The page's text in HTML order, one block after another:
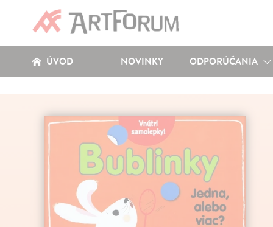
ÚVOD NOVINKY ODPORÚČANIA